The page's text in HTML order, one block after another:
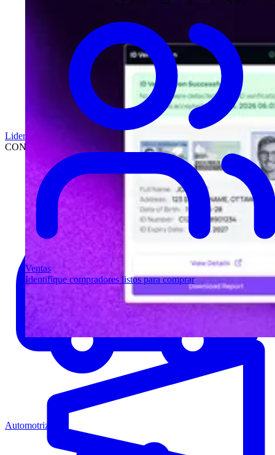
Ventas
Identifique compradores listos para comprar
Liderazgo
CONCESIONARIOS
Automotriz